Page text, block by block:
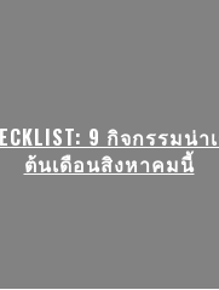
9 กิจกรรมน่
ต้นเดือนสิงหาคมนี้